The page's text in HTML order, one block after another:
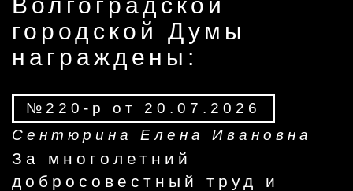
городской Думы
награждены:
№220-р от 20.07.2026
Сентюрина Елена Ивановна
За многолетний
добросовестный труд и